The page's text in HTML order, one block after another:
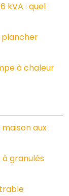
kVA : quel
plancher
à chaleur
aux
granulés